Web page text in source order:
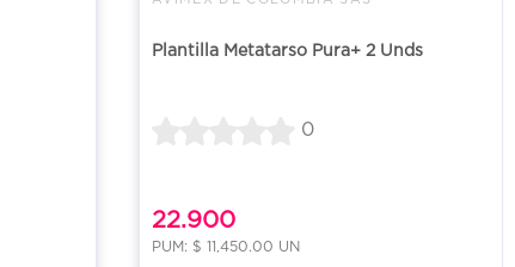
Plantilla Metatarso Pura+ 2 Unds
0
22.900
PUM: $ 11,450.00 UN